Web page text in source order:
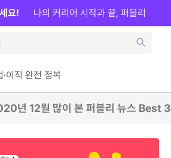
·이직 완전 정복
요! 나의 커리어 시작과 끝, 퍼블리
년 12월 많이 본 퍼블리 뉴스 Best 3